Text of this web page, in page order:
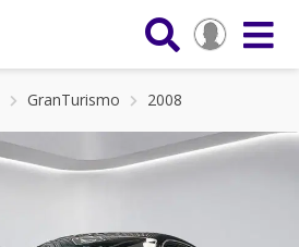
GranTurismo 2008